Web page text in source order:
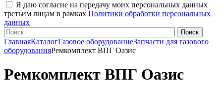
Я даю согласие на передачу моих персональных данных
третьим лицам в рамках Политики обработки персональных
данных
ГлавнаяКаталогГазовое оборудованиеЗапчасти для газового
оборудованияРемкомплект ВПГ Оазис
Ремкомплект ВПГ Оазис